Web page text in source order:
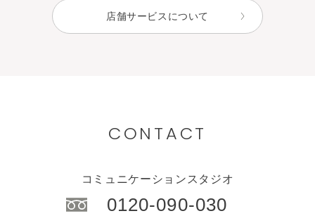
店舗サービスについて
CONTACT
コミュニケーションスタジオ
0120-090-030